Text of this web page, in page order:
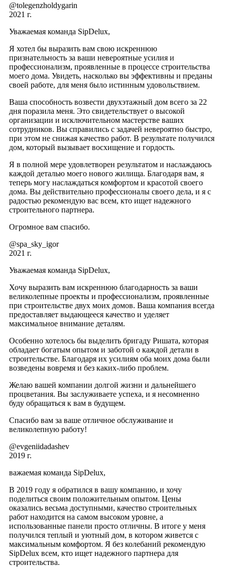
@tolegenzholdygarin
2021 г.
Уважаемая команда SipDelux,
Я хотел бы выразить вам свою искреннюю
признательность за ваши невероятные усилия и
профессионализм, проявленные в процессе строительства
моего дома. Увидеть, насколько вы эффективны и преданы
своей работе, для меня было истинным удовольствием.
Ваша способность возвести двухэтажный дом всего за 22
дня поразила меня. Это свидетельствует о высокой
организации и исключительном мастерстве ваших
сотрудников. Вы справились с задачей невероятно быстро,
при этом не снижая качество работ. В результате получился
дом, который вызывает восхищение и гордость.
Я в полной мере удовлетворен результатом и наслаждаюсь
каждой деталью моего нового жилища. Благодаря вам, я
теперь могу наслаждаться комфортом и красотой своего
дома. Вы действительно профессионалы своего дела, и я с
радостью рекомендую вас всем, кто ищет надежного
строительного партнера.
Огромное вам спасибо.
@spa_sky_igor
2021 г.
Уважаемая команда SipDelux,
Хочу выразить вам искреннюю благодарность за ваши
великолепные проекты и профессионализм, проявленные
при строительстве двух моих домов. Ваша компания всегда
предоставляет выдающееся качество и уделяет
максимальное внимание деталям.
Особенно хотелось бы выделить бригаду Ришата, которая
обладает богатым опытом и заботой о каждой детали в
строительстве. Благодаря их усилиям оба моих дома были
возведены вовремя и без каких-либо проблем.
Желаю вашей компании долгой жизни и дальнейшего
процветания. Вы заслуживаете успеха, и я несомненно
буду обращаться к вам в будущем.
Спасибо вам за ваше отличное обслуживание и
великолепную работу!
@evgeniidadashev
2019 г.
важаемая команда SipDelux,
В 2019 году я обратился в вашу компанию, и хочу
поделиться своим положительным опытом. Цены
оказались весьма доступными, качество строительных
работ находится на самом высоком уровне, а
использованные панели просто отличны. В итоге у меня
получился теплый и уютный дом, в котором живется с
максимальным комфортом. Я без колебаний рекомендую
SipDelux всем, кто ищет надежного партнера для
строительства.